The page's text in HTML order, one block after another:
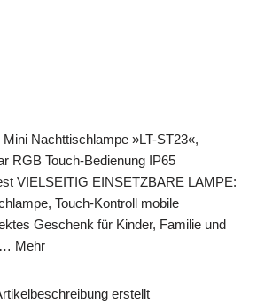
Nachttischlampe »LT-ST23«,
RGB Touch-Bedienung IP65
VIELSEITIG EINSETZBARE LAMPE:
Touch-Kontroll mobile
Geschenk für Kinder, Familie und
Mehr
erstellt